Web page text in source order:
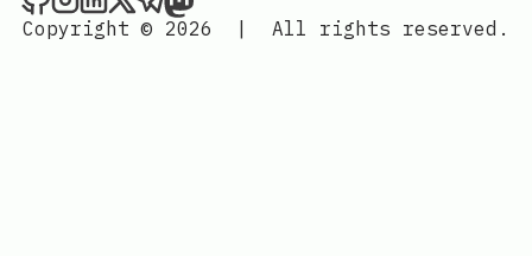
Copyright © 2026
| All rights reserved.